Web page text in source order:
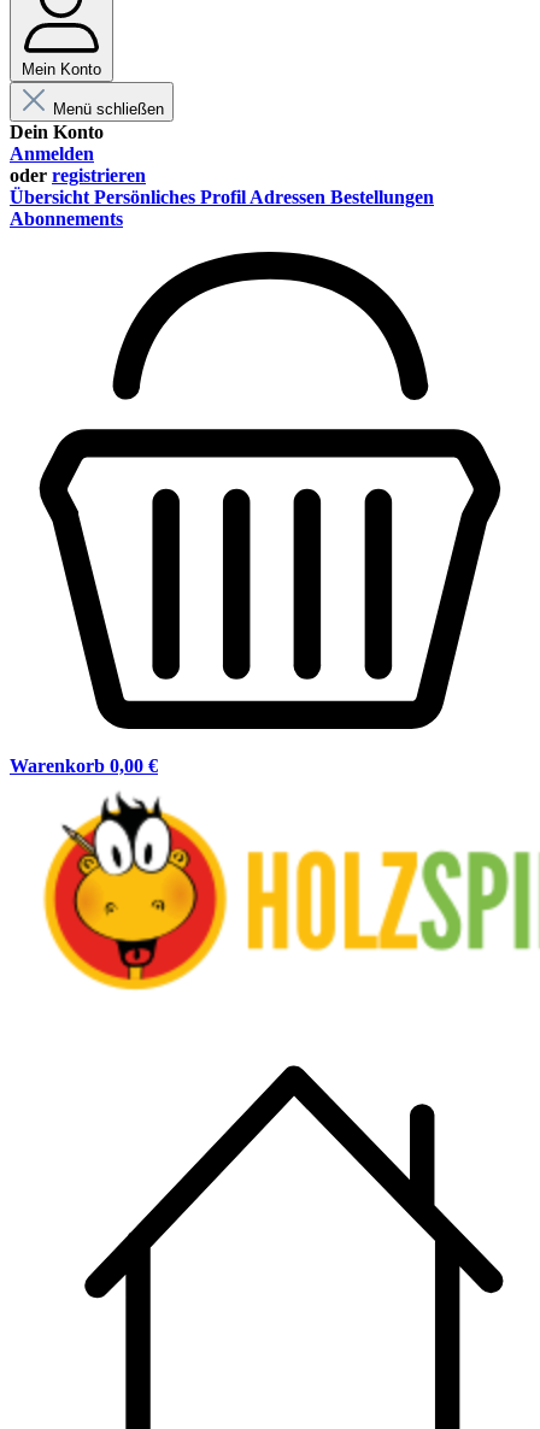
Mein Konto
Menü schließen
Dein Konto
Anmelden
oder registrieren
Übersicht Persönliches Profil Adressen Bestellungen
Abonnements
Warenkorb 0,00 €